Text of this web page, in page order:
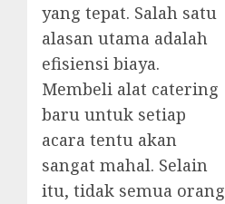
yang tepat. Salah satu
alasan utama adalah
efisiensi biaya.
Membeli alat catering
baru untuk setiap
acara tentu akan
sangat mahal. Selain
itu, tidak semua orang